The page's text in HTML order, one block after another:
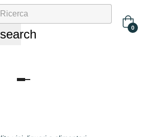
search 0
navigazione